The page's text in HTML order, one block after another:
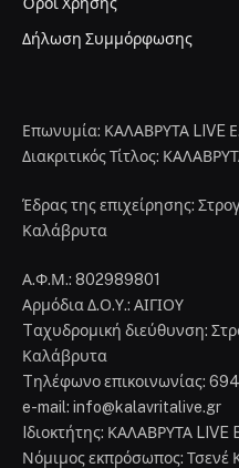
Δήλωση Συμμόρφωσης
Επωνυμία: ΚΑΛΑΒΡΥΤΑ LIVE
Διακριτικός Τίτλος:
Έδρας της επιχείρησης:
Καλάβρυτα
Α.Φ.Μ.: 802989801
Αρμόδια Δ.Ο.Υ.: ΑΙΓΙΟΥ
Tαχυδρομική διεύθυνση:
Καλάβρυτα
Tηλέφωνο επικοινωνίας:
e-mail: info@kalavritalive.gr
Iδιοκτήτης: ΚΑΛΑΒΡΥΤΑ LIVE
Νόμιμος εκπρόσωπος: Τσενέ